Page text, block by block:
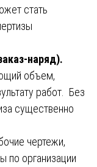
стать
наряд).
объем,
работ. Без
существенно
чертежи,
по организации